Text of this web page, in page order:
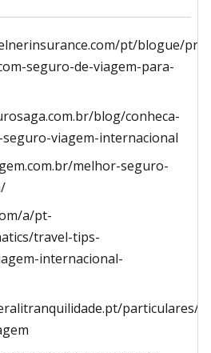
pt/blogue/
seguro-de-viagem-para-
blog/conheca-
viagem-internacional
melhor-seguro-
a/pt-
travel-tips-
internacional-
particulares/